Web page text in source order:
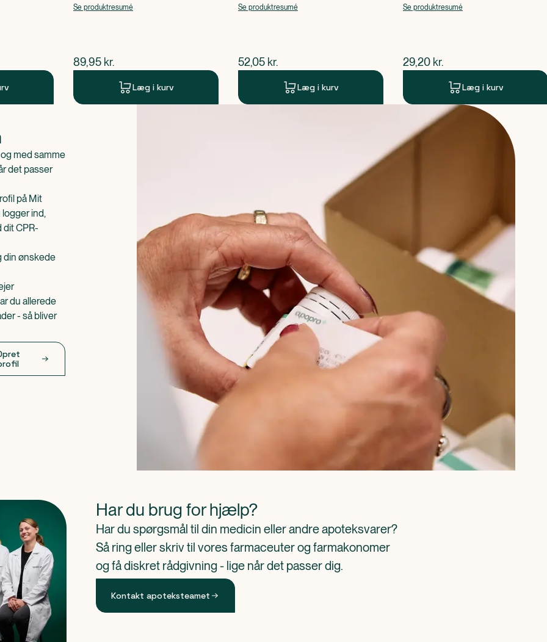
Se produktresumé
$nuværende pris
89,95 kr.
Læg i kurv
Acetylsalicylsyre, Caffein
Se produktresumé
$nuværende pris
52,05 kr.
Læg i kurv
Paracetamol
Se produktresumé
$nuværende pris
29,20 kr.
Læg i kurv
med samme
det passer
på Mit
ind,
dit CPR-
din ønskede
du allerede
- så bliver
Har du brug for hjælp?
Har du spørgsmål til din medicin eller andre apoteksvarer?
Så ring eller skriv til vores farmaceuter og farmakonomer
og få diskret rådgivning - lige når det passer dig.
Kontakt apoteksteamet